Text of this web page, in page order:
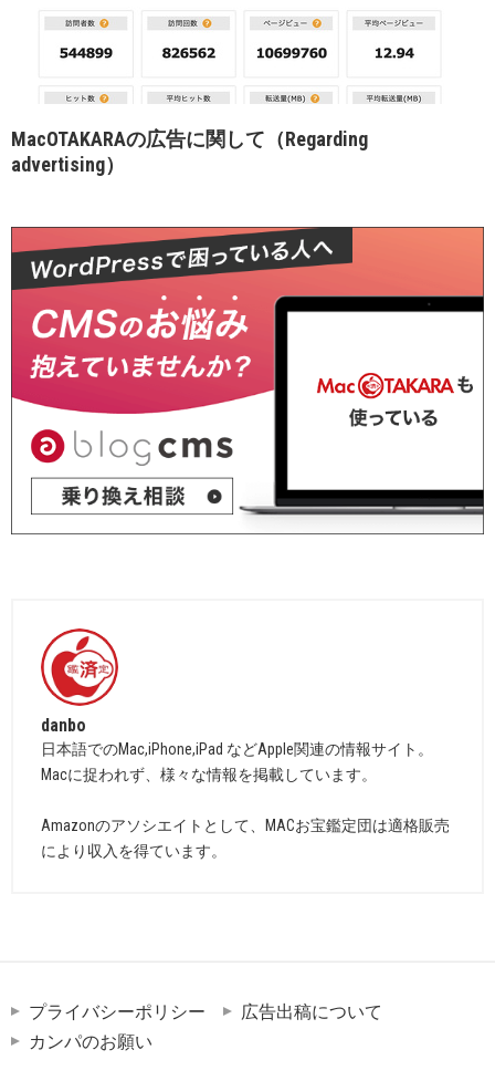
MacOTAKARAの広告に関して（Regarding
advertising）
danbo
日本語でのMac,iPhone,iPad などApple関連の情報サイト。
Macに捉われず、様々な情報を掲載しています。
Amazonのアソシエイトとして、MACお宝鑑定団は適格販売
により収入を得ています。
プライバシーポリシー
広告出稿について
カンパのお願い